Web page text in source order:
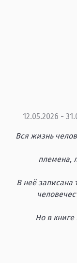
12.05.2026 -
Вся жизнь
племена,
В неё записана
Но в